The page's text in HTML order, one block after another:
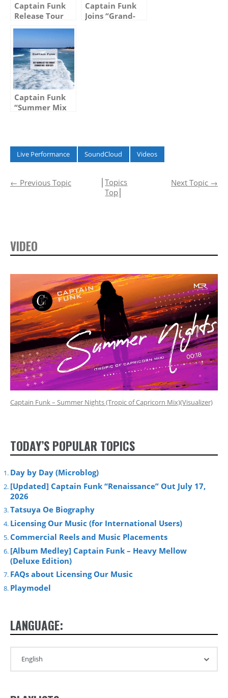
Captain Funk
Release Tour
Vol.2 with Ken
Ishii
Captain Funk
Joins “Grand-
Captain Funk
“Summer Mix
Live Performance SoundCloud Videos
← Previous Topic │Topics
Top
Next Topic →
VIDEO
Captain Funk – Summer Nights (Tropic of Capricorn Mix)(Visualizer)
TODAY’S POPULAR TOPICS
Day by Day (Microblog)
[Updated] Captain Funk “Renaissance” Out July 17,
2026
Tatsuya Oe Biography
Licensing Our Music (for International Users)
Commercial Reels and Music Placements
[Album Medley] Captain Funk – Heavy Mellow
(Deluxe Edition)
FAQs about Licensing Our Music
Playmodel
LANGUAGE: